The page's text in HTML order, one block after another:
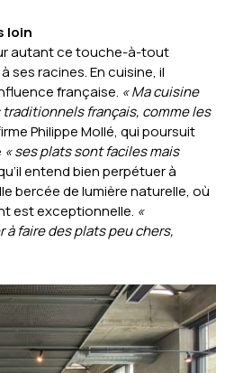
loin
autant ce touche-à-tout
ses racines. En cuisine, il
française. «Ma cuisine
traditionnels français, comme les
Philippe Mollé, qui poursuit
«ses plats sont faciles mais
entend bien perpétuer à
bercée de lumière naturelle, où
est exceptionnelle. «
à faire des plats peu chers,